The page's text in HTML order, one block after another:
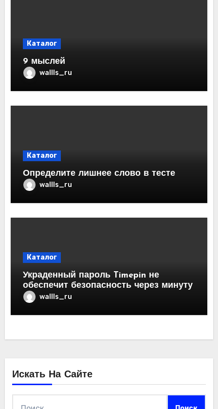
Каталог
9 мыслей
wallls_ru
Каталог
Определите лишнее слово в тесте
wallls_ru
Каталог
Украденный пароль Timepin не
обеспечит безопасность через минуту
wallls_ru
Искать На Сайте